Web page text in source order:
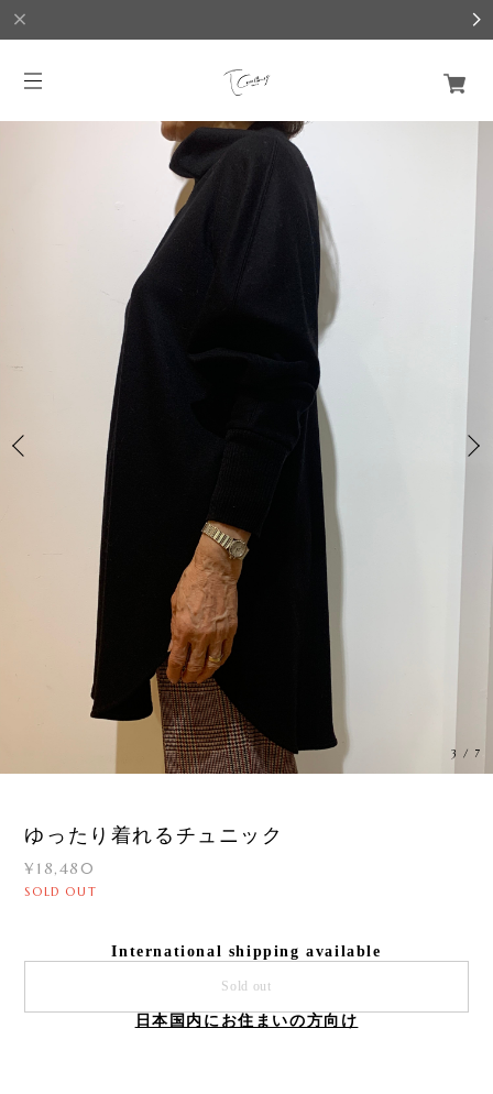
3 / 7
ゆったり着れるチュニック
¥18,480
SOLD OUT
International shipping available
Sold out
日本国内にお住まいの方向け